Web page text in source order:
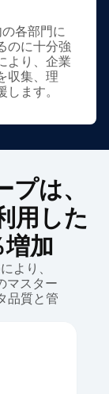
各部門に
のに十分強
より、企業
収集、理
ます。
は、
用した
加
より、
マスター
品質と管